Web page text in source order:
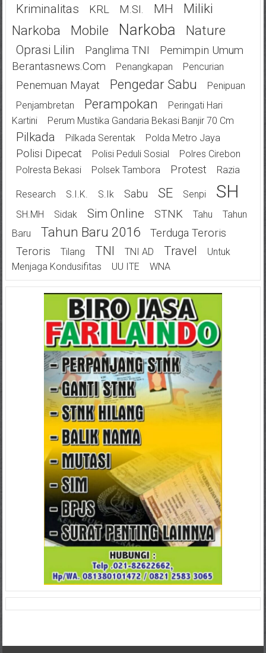
Kriminalitas KRL M.SI. MH
Miliki
Narkoba
Mobile Narkoba Nature
Oprasi Lilin Panglima TNI
Pemimpin Umum
Berantasnews.com
Penangkapan Pencurian
Penemuan Mayat Pengedar Sabu
Penipuan
Penjambretan
Perampokan
Peringati Hari
Kartini
Perum Mustika Gandaria Bekasi Banjir 70 Cm
Pilkada Pilkada Serentak Polda Metro Jaya
Polisi Dipecat Polisi Peduli Sosial
Polres Cirebon
Polresta Bekasi
Polsek Tambora Protest Razia
Research S.I.K. S.Ik Sabu SE Senpi SH
SH.MH Sidak Sim Online STNK Tahu
Tahun
Baru
Tahun Baru 2016
Terduga Teroris
Teroris
Tilang TNI TNI AD Travel
Untuk
Menjaga Kondusifitas
UU ITE WNA